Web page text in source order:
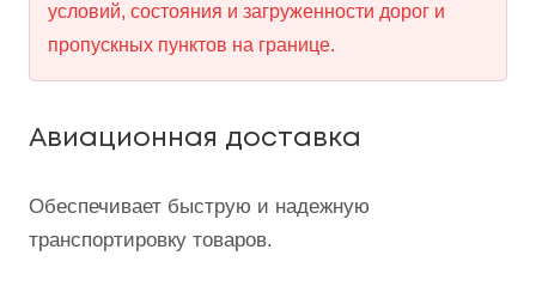
условий, состояния и загруженности дорог и
пропускных пунктов на границе.
Авиационная доставка
Обеспечивает быструю и надежную
транспортировку товаров.